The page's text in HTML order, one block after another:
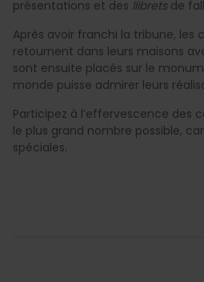
présentations et des llibretsde
Après avoir franchi la tribune, les
retournent dans leurs maisons
sont ensuite placés sur le
monde puisse admirer leurs
Participez à l’effervescence des
le plus grand nombre possible,
spéciales.